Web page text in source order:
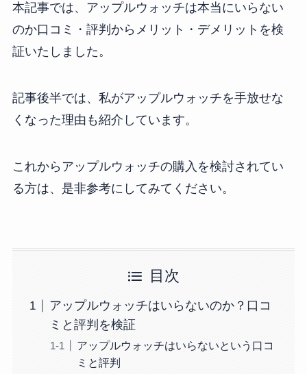
本記事では、アップルウォッチは本当にいらない
のか口コミ・評判からメリット・デメリットを検
証いたしました。
記事後半では、私がアップルウォッチを手放せな
くなった理由も紹介しています。
これからアップルウォッチの購入を検討されてい
る方は、是非参考にしてみてください。
目次
アップルウォッチはいらないのか？口コ
ミと評判を検証
アップルウォッチはいらないという口コ
ミと評判